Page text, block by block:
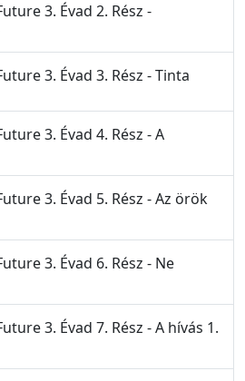
3. Évad 2. Rész -
3. Évad 3. Rész - Tinta
3. Évad 4. Rész - A
3. Évad 5. Rész - Az örök
3. Évad 6. Rész - Ne
3. Évad 7. Rész - A hívás 1.